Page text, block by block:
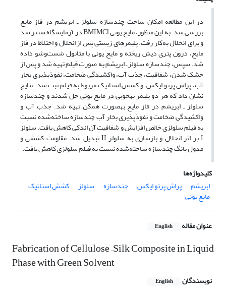
در این مطالعه امکان ساخت چندسازه سلولز ـ ابریشم در فاز مایع
بررسی شد. به این منظور، مایع یونی BMIMCl در آزمایشگاه سنتز شد
و برای انحلال به‌کار رفت. پلیمرهای زیستی پس از انحلال و اختلاط در فاز
مایع، ‏درون پتری دیش ریخته و مایع یونی با متانول شست‌وشو داده
شد. سپس، چندسازه سلولز ـ ابریشم به ‏صورت فیلم تهیه شد و پس از
خشک‌ شدن، شفافیت، جذب آب، واکشیدگی ضخامت، نفوذپذیری بخار
آب، پراش پرتو ایکس، و کشش استاتیک مربوط به فیلم ثبت شد. نتایج
نشان داد که هر دو پلیمر به‏خوبی در مایع یونی حل شدند و چندسازة
سلولز ـ ابریشم در فاز مایع به‏صورت همگن تهیه شد. جذب آب و
واکشیدگی ضخامت و نفوذپذیری بخار آب چندسازه ساخته‌شده نسبت
به فیلم سلولزی خالص افزایش و شفافیت آن اندکی کاهش یافت. سلولز
I بر اثر انحلال و بازسازی به سلولز II تبدیل شد. مقاومت کششی و
مدول یانگ چندسازه ساخته‌شده نسبت به فیلم سلولزی کاهش یافت.
کلیدواژه‌ها
ابریشم
پراش پرتو ایکس چندسازه سلولز کشش استاتیک
مایع یونی
عنوان مقاله English
Fabrication of Cellulose –Silk Composite in Liquid
Phase with Green Solvent
نویسندگان English